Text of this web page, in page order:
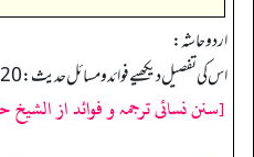
اردو حاشہ:
اس کی تفصیل دیکھیے فوائد ومسائل حدیث: 5220۔
[سنن نسائی ترجمہ و فوائد از